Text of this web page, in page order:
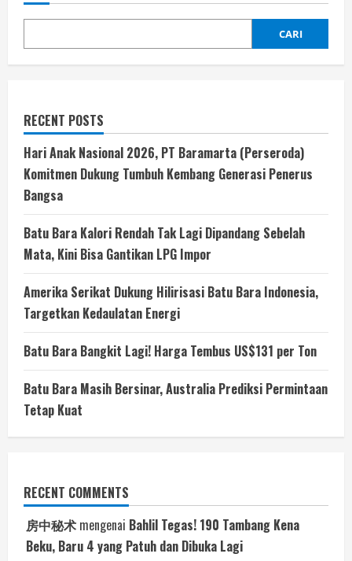
CARI
RECENT POSTS
Hari Anak Nasional 2026, PT Baramarta (Perseroda)
Komitmen Dukung Tumbuh Kembang Generasi Penerus
Bangsa
Batu Bara Kalori Rendah Tak Lagi Dipandang Sebelah
Mata, Kini Bisa Gantikan LPG Impor
Amerika Serikat Dukung Hilirisasi Batu Bara Indonesia,
Targetkan Kedaulatan Energi
Batu Bara Bangkit Lagi! Harga Tembus US$131 per Ton
Batu Bara Masih Bersinar, Australia Prediksi Permintaan
Tetap Kuat
RECENT COMMENTS
房中秘术 mengenai Bahlil Tegas! 190 Tambang Kena
Beku, Baru 4 yang Patuh dan Dibuka Lagi